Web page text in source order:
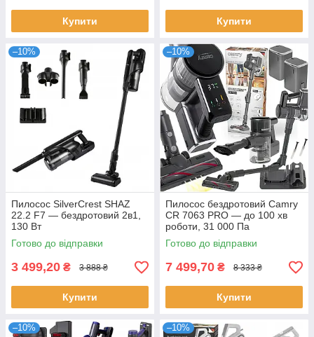
Купити Купити
–10%
Пилосос SilverCrest SHAZ
22.2 F7 — бездротовий 2в1,
130 Вт
Готово до відправки
3 499,20 ₴ 3 888 ₴
Купити
–10%
Пилосос бездротовий Camry
CR 7063 PRO — до 100 хв
роботи, 31 000 Па
Готово до відправки
7 499,70 ₴ 8 333 ₴
Купити
–10% –10%